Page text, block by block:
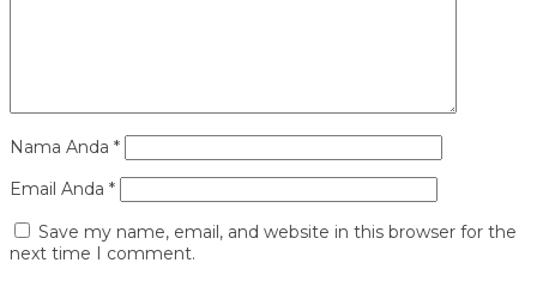
Nama Anda *
Email Anda *
Save my name, email, and website in this browser for the
next time I comment.